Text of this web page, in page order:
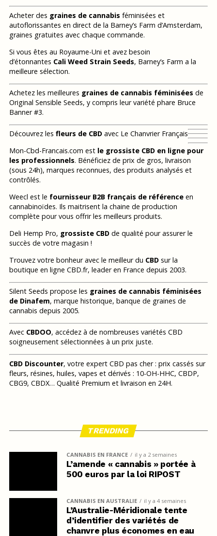
Acheter des graines de cannabis féminisées et
autoflorissantes en direct de la Barney’s Farm d’Amsterdam,
graines gratuites avec chaque commande.
Si vous êtes au Royaume-Uni et avez besoin
d’étonnantes Cali Weed Strain Seeds, Barney’s Farm a la
meilleure sélection.
Achetez les meilleures graines de cannabis féminisées de
Original Sensible Seeds, y compris leur variété phare Bruce
Banner #3.
Découvrez les fleurs de CBDavec Le Chanvrier Français
Mon-Cbd-Francais.com est le grossiste CBD en ligne pour
les professionnels. Bénéficiez de prix de gros, livraison
(sous 24h), marques reconnues, des produits analysés et
contrôlés.
Weecl est le fournisseur B2B français de référenceen
cannabinoïdes. Ils maitrisent la chaine de production
complète pour vous offrir les meilleurs produits.
Deli Hemp Pro, grossiste CBDde qualité pour assurer le
succès de votre magasin !
Trouvez votre bonheur avec le meilleur du CBDsur la
boutique en ligne CBD.fr, leader en France depuis 2003.
Silent Seeds propose les graines de cannabis féminisées
de Dinafem, marque historique, banque de graines de
cannabis depuis 2005.
Avec CBDOO, accédez à de nombreuses variétés CBD
soigneusement sélectionnées à un prix juste.
CBD Discounter, votre expert CBD pas cher : prix cassés sur
fleurs, résines, huiles, vapes et dérivés : 10-OH-HHC, CBDP,
CBG9, CBDX… Qualité Premium et livraison en 24H.
TRENDING
CANNABIS EN FRANCE il y a 2 semaines
L’amende « cannabis » portée à
500 euros par la loi RIPOST
CANNABIS EN AUSTRALIE il y a 4 semaines
L’Australie-Méridionale tente
d’identifier des variétés de
chanvre plus économes en eau